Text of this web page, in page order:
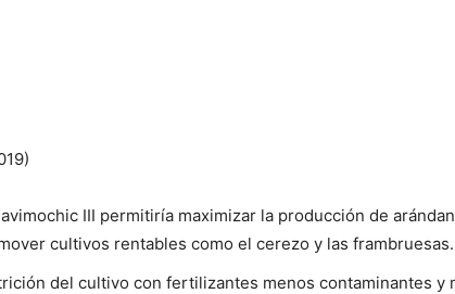
III permitiría maximizar la producción de
cultivos rentables como el cerezo y las frambruesas.
del cultivo con fertilizantes menos contaminantes y